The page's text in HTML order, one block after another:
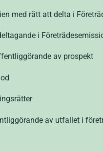
rätt att delta i
i
av prospekt
av utfallet i